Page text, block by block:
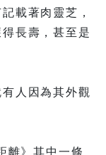
載著肉靈芝，
長壽，甚至是
人因為其外觀
離》其中一條